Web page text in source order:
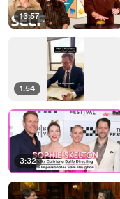
13:57
1:54
3:32